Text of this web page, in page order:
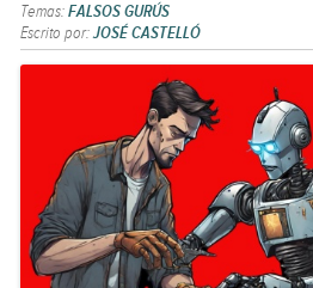
Temas:FALSOS GURÚS
Escrito por:JOSÉ CASTELLÓ